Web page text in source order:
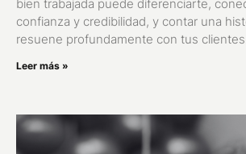
bien trabajada puede diferenciarte,
confianza y credibilidad, y contar una
resuene profundamente con tus
Leer más »